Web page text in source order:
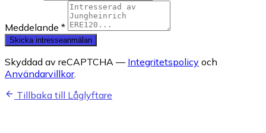
Meddelande *
Skicka intresseanmälan
Skyddad av reCAPTCHA — Integritetspolicy och
Användarvillkor.
Tillbaka till Låglyftare